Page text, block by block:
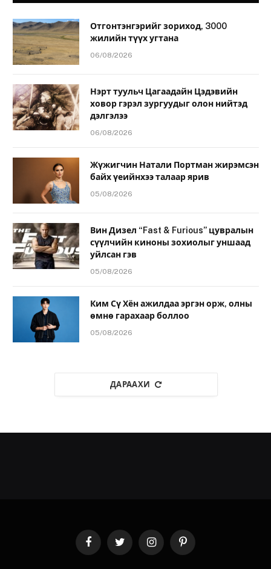
Отгонтэнгэрийг зориход, 3000
жилийн түүх угтана
06/08/2026
Нэрт туульч Цагаадайн Цэдэвийн
ховор гэрэл зургуудыг олон нийтэд
дэлгэлээ
06/08/2026
Жүжигчин Натали Портман жирэмсэн
байх үеийнхээ талаар ярив
05/08/2026
Вин Дизел “Fast & Furious” цувралын
сүүлчийн киноны зохиолыг уншаад
уйлсан гэв
05/08/2026
Ким Сү Хён ажилдаа эргэн орж, олны
өмнө гарахаар боллоо
05/08/2026
ДАРААХИ
FacebookTwitter InstagramPinterest